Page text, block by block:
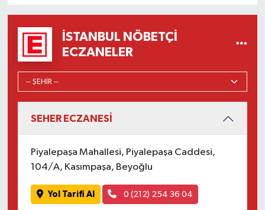
İSTANBUL NÖBETÇI
ECZANELER
SEHER ECZANESİ
Piyalepaşa Mahallesi, Piyalepaşa Caddesi,
104/A, Kasımpaşa, Beyoğlu
Yol Tarifi Al 0 (212) 254 36 04